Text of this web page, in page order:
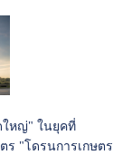
ใหญ่" ในยุคที่
ร "โดรนการเกษตร